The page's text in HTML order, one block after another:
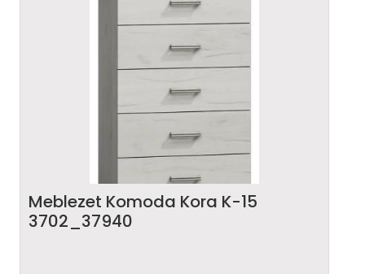
Meblezet Komoda Kora K-15
3702_37940